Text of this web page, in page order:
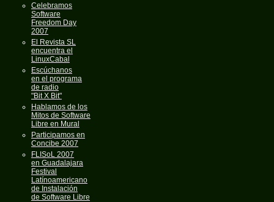
Celebramos
Software
Freedom Day
2007
El Revista SL
encuentra el
LinuxCabal
Escúchanos
en el programa
de radio
"Bit X Bit"
Hablamos de los
Mitos de Software
Libre en Mural
Participamos en
Concibe 2007
FLISoL 2007
en Guadalajara
Festival
Latínoamericano
de Instalación
de Software Libre